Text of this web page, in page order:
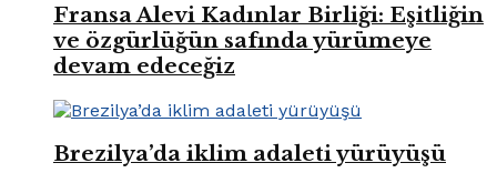
Fransa Alevi Kadınlar Birliği: Eşitliğin
ve özgürlüğün safında yürümeye
devam edeceğiz
Brezilya’da iklim adaleti yürüyüşü